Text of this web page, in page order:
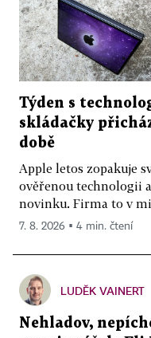
Týden s
skládačky
době
Apple letos zopakuje
ověřenou technologii
novinku. Firma to v
7. 8. 2026 ▪ 4 min. čtení
LUDĚK VAINERT
Nehladov,